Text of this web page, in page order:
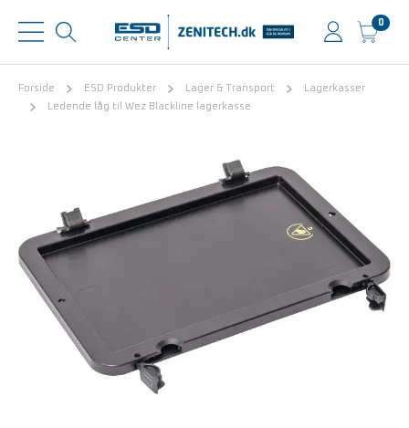
0
Forside ESD Produkter Lager & Transport
Lagerkasser
Ledende låg til Wez Blackline lagerkasse